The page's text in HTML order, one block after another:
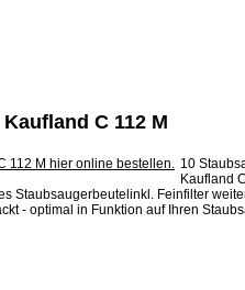
C 112 M
10
Kaufland
Staubsaugerbeutelinkl. Feinfilter
- optimal in Funktion auf Ihren